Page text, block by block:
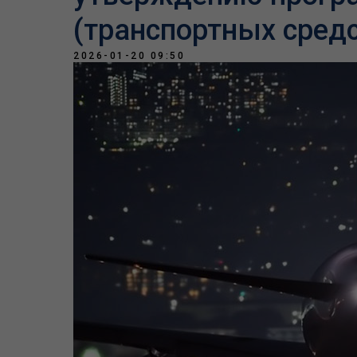
(транспортных
2026-01-20 09:50